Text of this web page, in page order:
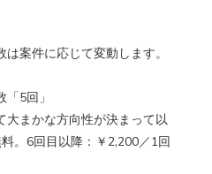
案件に応じて変動します。
5回」
大まかな方向性が決まって以
。6回目以降：￥2,200／1回